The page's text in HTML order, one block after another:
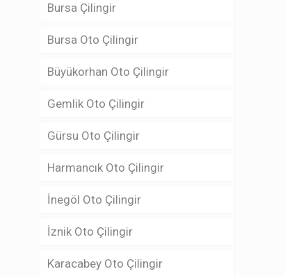
Bursa Çilingir
Bursa Oto Çilingir
Büyükorhan Oto Çilingir
Gemlik Oto Çilingir
Gürsu Oto Çilingir
Harmancık Oto Çilingir
İnegöl Oto Çilingir
İznik Oto Çilingir
Karacabey Oto Çilingir